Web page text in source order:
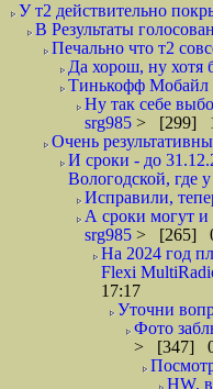
У т2 действительно
В Результаты
Печально что т2
Да хорош, ну хотя
Тинькофф
Ну так себе
srg985 > [299]
Очень
И сроки - до
Вологодской, где
Исправили,
А сроки могут и
srg985 > [265]
На 2024 год
Flexi
17:17
Уточни
Фото
> [347]
HW,